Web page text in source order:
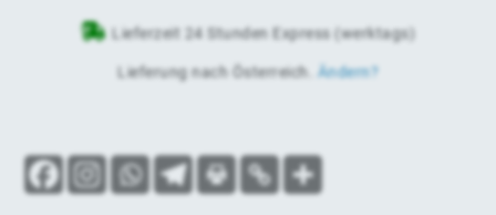
Lieferzeit 24 Stunden Express (werktags)
Lieferung nach Österreich Ändern?